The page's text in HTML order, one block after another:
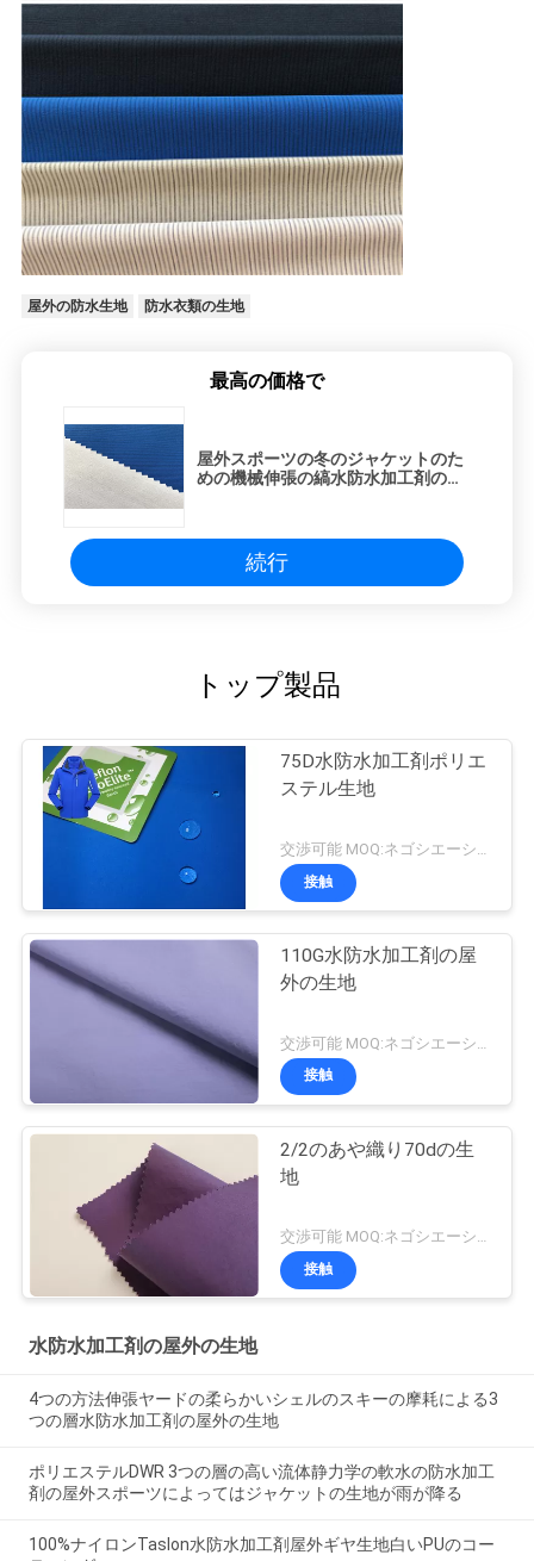
屋外の防水生地 防水衣類の生地
最高の価格で
屋外スポーツの冬のジャケットのた
めの機械伸張の縞水防水加工剤の屋
続行
トップ製品
75D水防水加工剤ポリエ
ステル生地
接触
110G水防水加工剤の屋
外の生地
接触
2/2のあや織り70dの生
地
交渉可能 MOQ:ネゴシエーション
接触
水防水加工剤の屋外の生地
4つの方法伸張ヤードの柔らかいシェルのスキーの摩耗による3
つの層水防水加工剤の屋外の生地
ポリエステルDWR 3つの層の高い流体静力学の軟水の防水加工
剤の屋外スポーツによってはジャケットの生地が雨が降る
100%ナイロンTaslon水防水加工剤屋外ギヤ生地白いPUのコー